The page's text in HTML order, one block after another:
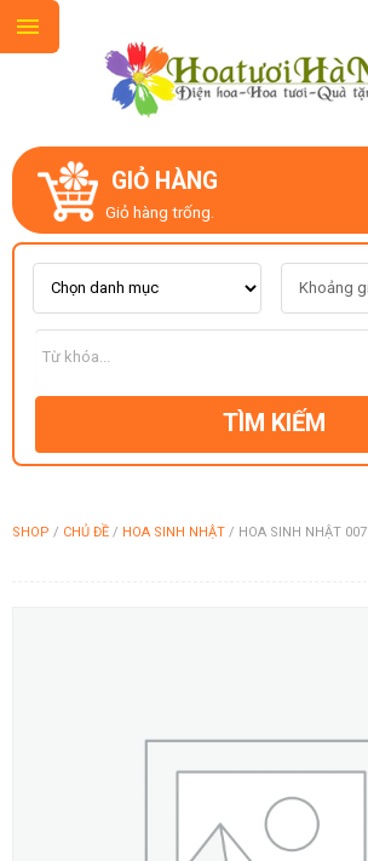
GIỎ HÀNG
Giỏ hàng trống.
TÌM KIẾM
SHOP / CHỦ ĐỀ / HOA SINH NHẬT / HOA SINH NHẬT 007
GIỚI THIỆU
LIÊN HỆ
MẪU HOA MỚI
CHỦ ĐỀ